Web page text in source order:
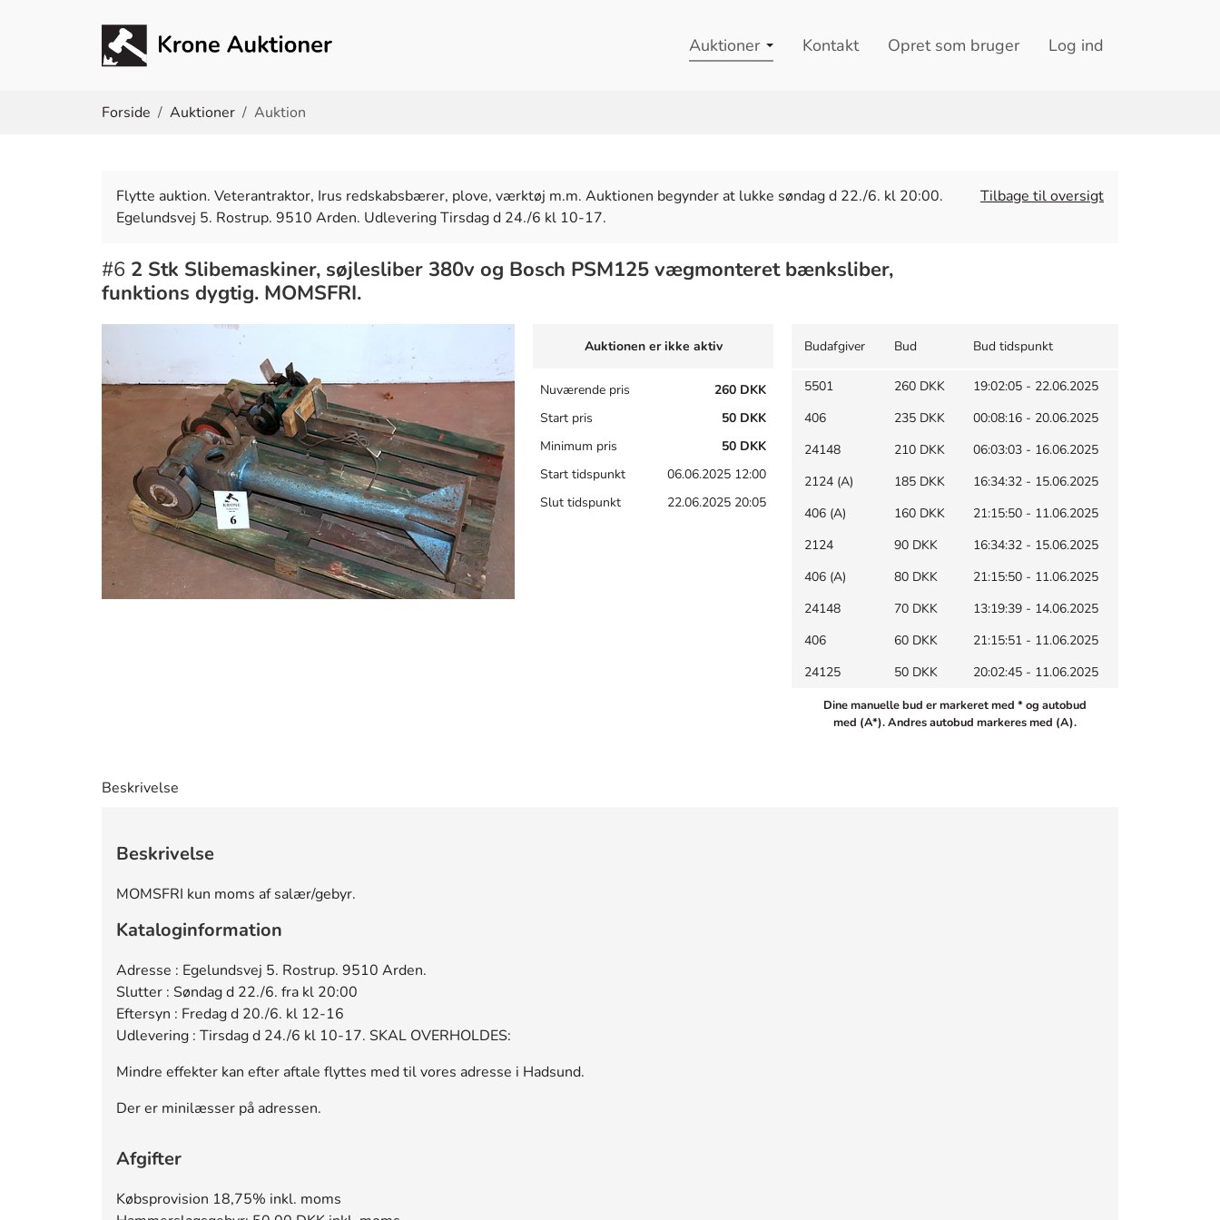
Auktioner Kontakt Opret som bruger Log ind
Forside Auktioner Auktion
Tilbage til oversigt
Flytte auktion. Veterantraktor, Irus redskabsbærer, plove, værktøj m.m. Auktionen begynder at lukke søndag d 22./6. kl 20:00.
Egelundsvej 5. Rostrup. 9510 Arden. Udlevering Tirsdag d 24./6 kl 10-17.
#6 2 Stk Slibemaskiner, søjlesliber 380v og Bosch PSM125 vægmonteret bænksliber,
funktions dygtig. MOMSFRI.
Auktionen er ikke aktiv
Nuværende pris
260 DKK
Start pris
50 DKK
Minimum pris
50 DKK
Start tidspunkt
06.06.2025 12:00
Slut tidspunkt
22.06.2025 20:05
Budafgiver Bud Bud tidspunkt
5501 260 DKK
19:02:05 - 22.06.2025
406
235 DKK
00:08:16 - 20.06.2025
24148
210 DKK
06:03:03 - 16.06.2025
2124 (A)
185 DKK
16:34:32 - 15.06.2025
406 (A)
160 DKK
21:15:50 - 11.06.2025
2124
90 DKK
16:34:32 - 15.06.2025
406 (A)
80 DKK
21:15:50 - 11.06.2025
24148
70 DKK
13:19:39 - 14.06.2025
406
60 DKK
21:15:51 - 11.06.2025
24125
50 DKK 20:02:45 - 11.06.2025
Dine manuelle bud er markeret med * og autobud
med (A*). Andres autobud markeres med (A).
Beskrivelse
Beskrivelse
MOMSFRI kun moms af salær/gebyr.
Kataloginformation
Adresse : Egelundsvej 5. Rostrup. 9510 Arden.
Slutter : Søndag d 22./6. fra kl 20:00
Eftersyn : Fredag d 20./6. kl 12-16
Udlevering : Tirsdag d 24./6 kl 10-17. SKAL OVERHOLDES:
Mindre effekter kan efter aftale flyttes med til vores adresse i Hadsund.
Der er minilæsser på adressen.
Afgifter
Købsprovision 18,75% inkl. moms